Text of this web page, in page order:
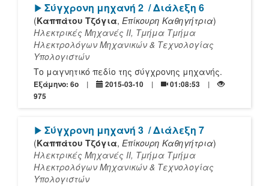
[Play]
Σύγχρονη μηχανή 2 / Διάλεξη 6
(Καππάτου Τζόγια, Επίκουρη Καθηγήτρια)
Ηλεκτρικές Μηχανές ΙΙ, Τμήμα Τμήμα
Ηλεκτρολόγων Μηχανικών & Τεχνολογίας
Υπολογιστών
Το μαγνητικό πεδίο της σύγχρονης μηχανής.
Εξάμηνο: 6o 2015-03-10
01:08:53
975
[Play]
Σύγχρονη μηχανή 3 / Διάλεξη 7
(Καππάτου Τζόγια, Επίκουρη Καθηγήτρια)
Ηλεκτρικές Μηχανές ΙΙ, Τμήμα Τμήμα
Ηλεκτρολόγων Μηχανικών & Τεχνολογίας
Υπολογιστών